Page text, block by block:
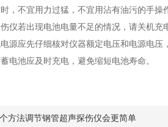
不宜用力过猛，不宜用沾有油污的手操
若出现电池电量不足的情况，请关机充
应先仔细核对仪器额定电压和电源电压
池应及时充电，避免缩短电池寿命。
方法调节钢管超声探伤仪会更简单